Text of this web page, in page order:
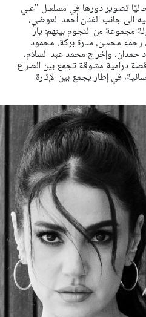
تصوير دورها في مسلسل "علي
الى جانب الفنان أحمد العوضي،
مجموعة من النجوم بينهم: يارا
رحمه محسن، سارة بركة، محمود
حمدان، وإخراج محمد عبد السلام،
درامية مشوقة تجمع بين الصراع
في إطار يجمع بين الإثارة